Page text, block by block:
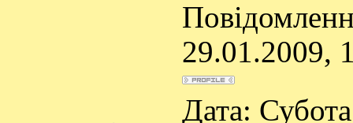
29.01.2009,
Дата: